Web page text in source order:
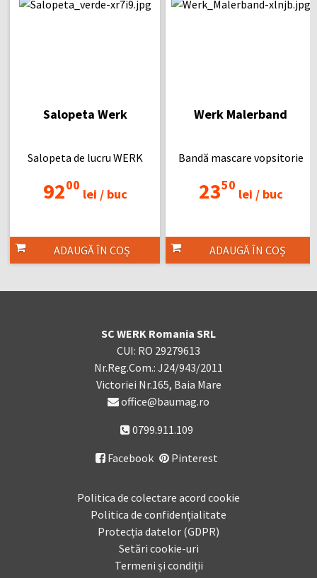
Salopeta Werk
Salopeta de lucru WERK
9200
lei /buc
ADAUGĂ ÎN COȘ
Werk Malerband
Bandă mascare vopsitorie
2350
lei /buc
ADAUGĂ ÎN COȘ
SC WERK Romania SRL
CUI: RO 29279613
Nr.Reg.Com.: J24/943/2011
Victoriei Nr.165, Baia Mare
office@baumag.ro
0799.911.109
 Facebook Pinterest
Politica de colectare acord cookie
Politica de confidențialitate
Protecția datelor (GDPR)
Setări cookie-uri
Termeni și condiții